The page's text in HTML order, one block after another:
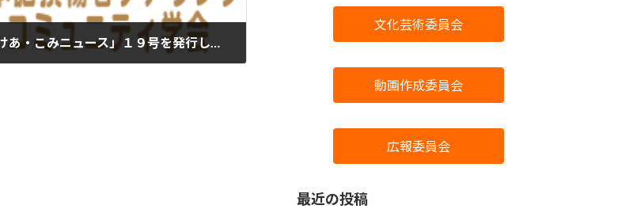
文化芸術委員会
動画作成委員会
広報委員会
最近の投稿